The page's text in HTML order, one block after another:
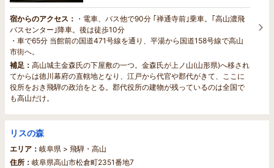
宿からのアクセス： ・電車、バス他で90分 ｢禅通寺前｣乗車。｢高山濃飛
バスセンター｣降車。後は徒歩10分
・車で65分 当館前の国道471号線を通り、平湯から国道158号線で高山
市街へ。
補足： 高山城主金森氏の下屋敷の一つ。金森氏が上ノ山(山形県)へ移され
てからは徳川幕府の直轄地となり、江戸から代官や郡代がきて、ここに
役所をおき飛騨の政治をとる。郡代役所の建物が残っているのは全国で
も高山だけ。
リスの森
エリア： 岐阜県 > 飛騨・高山
住所： 岐阜県高山市松倉町2351番地7